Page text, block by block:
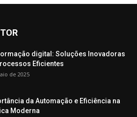
digital: Soluções Inovadoras
Eficientes
de 2025
da Automação e Eficiência na
Moderna